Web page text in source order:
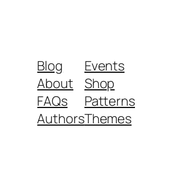
Blog
About
FAQs
Authors
Events
Shop
Patterns
Themes